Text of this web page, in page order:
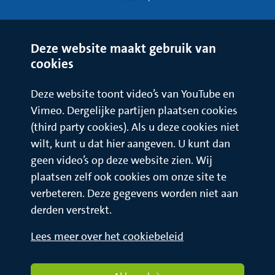
Uw hechtingen worden na 14 dagen verwijderd. Meestal
Deze website maakt gebruik van
cookies
Deze website toont video’s van YouTube en
Vimeo. Dergelijke partijen plaatsen cookies
(third party cookies). Als u deze cookies niet
wilt, kunt u dat hier aangeven. U kunt dan
geen video’s op deze website zien. Wij
plaatsen zelf ook cookies om onze site te
verbeteren. Deze gegevens worden niet aan
derden verstrekt.
Lees meer over het cookiebeleid